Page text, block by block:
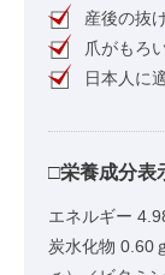
産後の抜
爪がもろ
日本人に
□栄養成分表
エネルギー
炭水化物 0.60